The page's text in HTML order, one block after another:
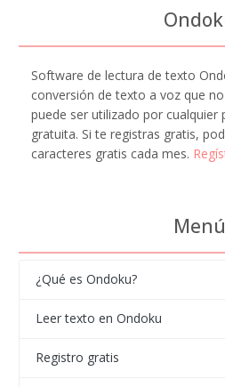
Software de lectura de texto
conversión de texto a voz que
puede ser utilizado por cualquier
gratuita. Si te registras gratis,
caracteres gratis cada mes.
Menú
¿Qué es Ondoku?
Leer texto en Ondoku
Registro gratis